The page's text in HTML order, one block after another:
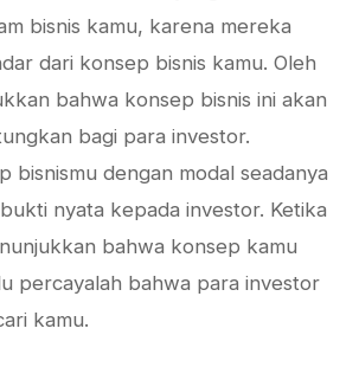
bisnis kamu, karena mereka
dari konsep bisnis kamu. Oleh
bahwa konsep bisnis ini akan
bagi para investor.
bisnismu dengan modal seadanya
nyata kepada investor. Ketika
bahwa konsep kamu
percayalah bahwa para investor
kamu.